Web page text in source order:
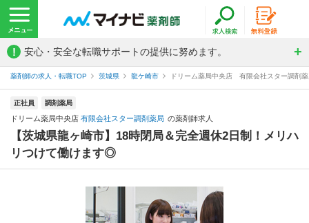
! 安心・安全な転職サポートの提供に努めます。
薬剤師の求人・転職TOP 茨城県 龍ケ崎市 ドリーム薬局中央店 有限会社スター調剤
正社員 調剤薬局
ドリーム薬局中央店 有限会社スター調剤薬局 の薬剤師求人
【茨城県龍ヶ崎市】18時閉局＆完全週休2日制！メリハ
リつけて働けます◎